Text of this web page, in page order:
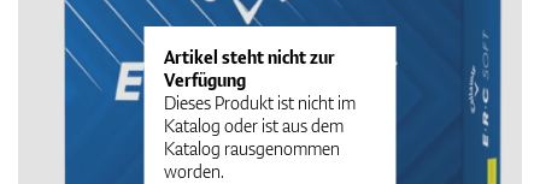
Golfschläger
Bekleidung
Artikel steht nicht zur
Verfügung
Dieses Produkt ist nicht im
Katalog oder ist aus dem
Katalog rausgenommen
worden.